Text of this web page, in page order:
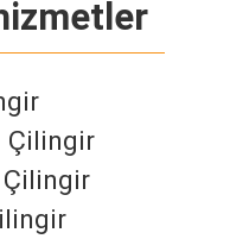
Çilingir
Çilingir